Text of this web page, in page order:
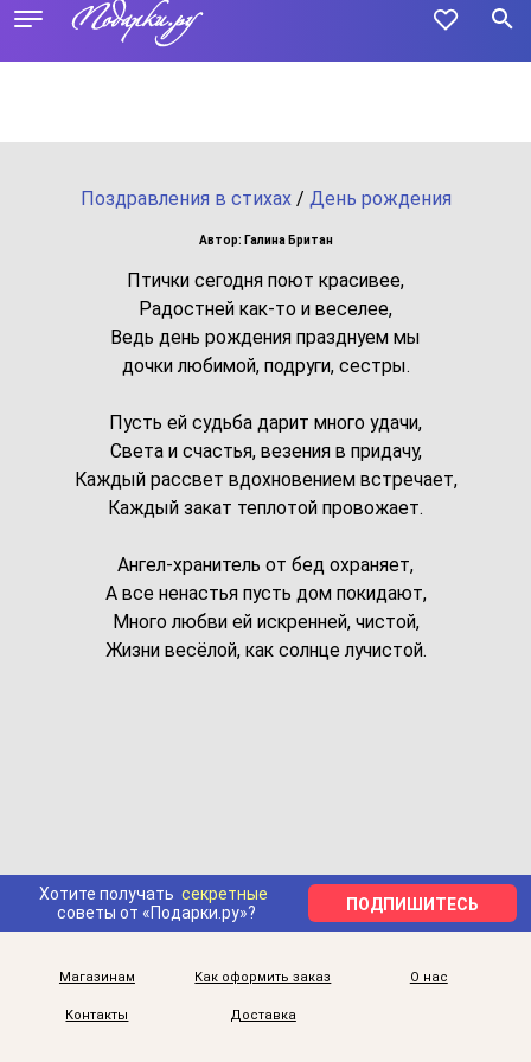
Поздравления в стихах / День рождения
Автор: Галина Британ
Птички сегодня поют красивее,
Радостней как-то и веселее,
Ведь день рождения празднуем мы
дочки любимой, подруги, сестры.
Пусть ей судьба дарит много удачи,
Света и счастья, везения в придачу,
Каждый рассвет вдохновением встречает,
Каждый закат теплотой провожает.
Ангел-хранитель от бед охраняет,
А все ненастья пусть дом покидают,
Много любви ей искренней, чистой,
Жизни весёлой, как солнце лучистой.
Хотите получать секретные
советы от «Подарки.ру»?
ПОДПИШИТЕСЬ
Магазинам Как оформить заказ О нас
Контакты Доставка